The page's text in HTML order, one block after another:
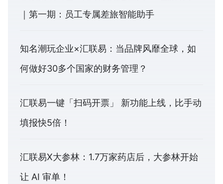
｜第一期：员工专属差旅智能助手
知名潮玩企业×汇联易：当品牌风靡全球，如
何做好30多个国家的财务管理？
汇联易一键「扫码开票」 新功能上线，比手动
填报快5倍！
汇联易X大参林：1.7万家药店后，大参林开始
让 AI 审单！